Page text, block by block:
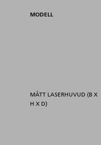
MODELL
MÅTT LASERHUVUD (B X
H X D)